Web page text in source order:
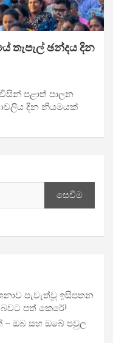
තැපැල් ඡන්දය දින
පළාත් පාලන
දින නියමයක්
සෙවීම
පැවැත්වූ ඉසිපතන
පත් කෙරේ!
– ඔබ සහ ඔබේ පවුල